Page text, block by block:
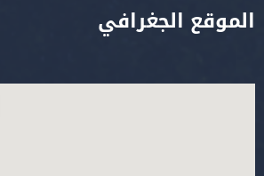
الموقع الجغرافي